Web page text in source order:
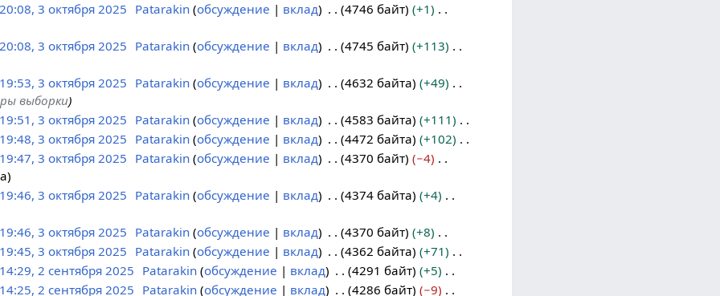
20:08, 3 октября 2025 Patarakin обсуждение вклад 4746 байт
+1
20:08, 3 октября 2025 Patarakin обсуждение вклад 4745 байт
+113
19:53, 3 октября 2025 Patarakin обсуждение вклад 4632 байта
+49
выборки
19:51, 3 октября 2025 Patarakin обсуждение вклад 4583 байта
+111
19:48, 3 октября 2025 Patarakin обсуждение вклад 4472 байта
+102
19:47, 3 октября 2025 Patarakin обсуждение вклад 4370 байт
−4
19:46, 3 октября 2025 Patarakin обсуждение вклад 4374 байта
+4
19:46, 3 октября 2025 Patarakin обсуждение вклад 4370 байт
+8
19:45, 3 октября 2025 Patarakin обсуждение вклад 4362 байта
+71
14:29, 2 сентября 2025 Patarakin обсуждение вклад 4291 байт
+5
14:25, 2 сентября 2025 Patarakin обсуждение вклад 4286 байт −9